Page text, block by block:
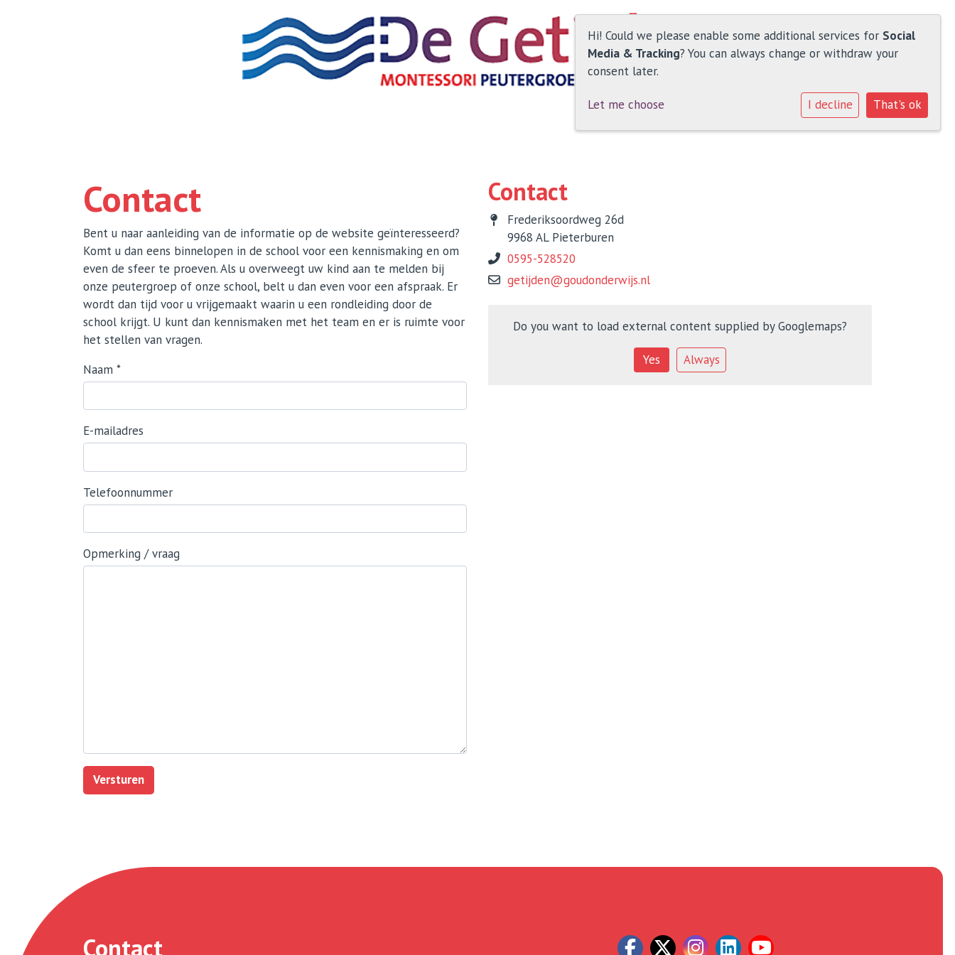
Contact
Bent u naar aanleiding van de informatie op de website geïnteresseerd?
Komt u dan eens binnelopen in de school voor een kennismaking en om
even de sfeer te proeven. Als u overweegt uw kind aan te melden bij
onze peutergroep of onze school, belt u dan even voor een afspraak. Er
wordt dan tijd voor u vrijgemaakt waarin u een rondleiding door de
school krijgt. U kunt dan kennismaken met het team en er is ruimte voor
het stellen van vragen.
Naam *
E-mailadres
Telefoonnummer
Opmerking / vraag
Versturen
Contact
Frederiksoordweg 26d
9968 AL Pieterburen
0595-528520
getijden@goudonderwijs.nl
Do you want to load external content supplied byGooglemaps?
Yes Always
Contact
Hi! Could we please enable some additional services for Social
Media & Tracking? You can always change or withdraw your
consent later.
Let me choose I decline That's ok